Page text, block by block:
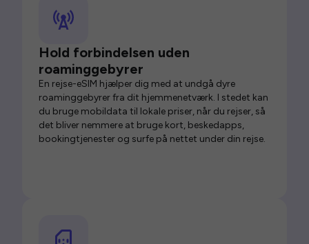
Hold forbindelsen uden
roaminggebyrer
En rejse-eSIM hjælper dig med at undgå dyre
roaminggebyrer fra dit hjemmenetværk. I stedet kan
du bruge mobildata til lokale priser, når du rejser, så
det bliver nemmere at bruge kort, beskedapps,
bookingtjenester og surfe på nettet under din rejse.